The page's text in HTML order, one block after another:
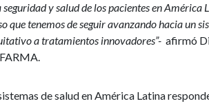
y salud de los pacientes en América
que tenemos de seguir avanzando hacia un
a tratamientos innovadores”-afirmó
de salud en América Latina